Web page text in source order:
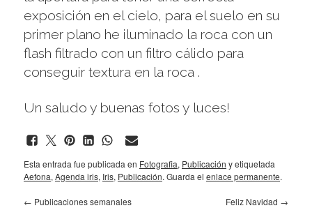
exposición en el cielo, para el suelo en su
primer plano he iluminado la roca con un
flash filtrado con un filtro cálido para
conseguir textura en la roca .
Un saludo y buenas fotos y luces!
Esta entrada fue publicada en Fotografia, Publicación y etiquetada
Aefona, Agenda iris, Iris, Publicación. Guarda el enlace permanente.
← Publicaciones semanales Feliz Navidad →